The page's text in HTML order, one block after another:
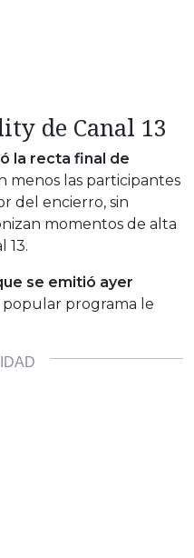
de Canal 13
la recta final de
menos las participantes
del encierro, sin
momentos de alta
13.
se emitió ayer
popular programa le